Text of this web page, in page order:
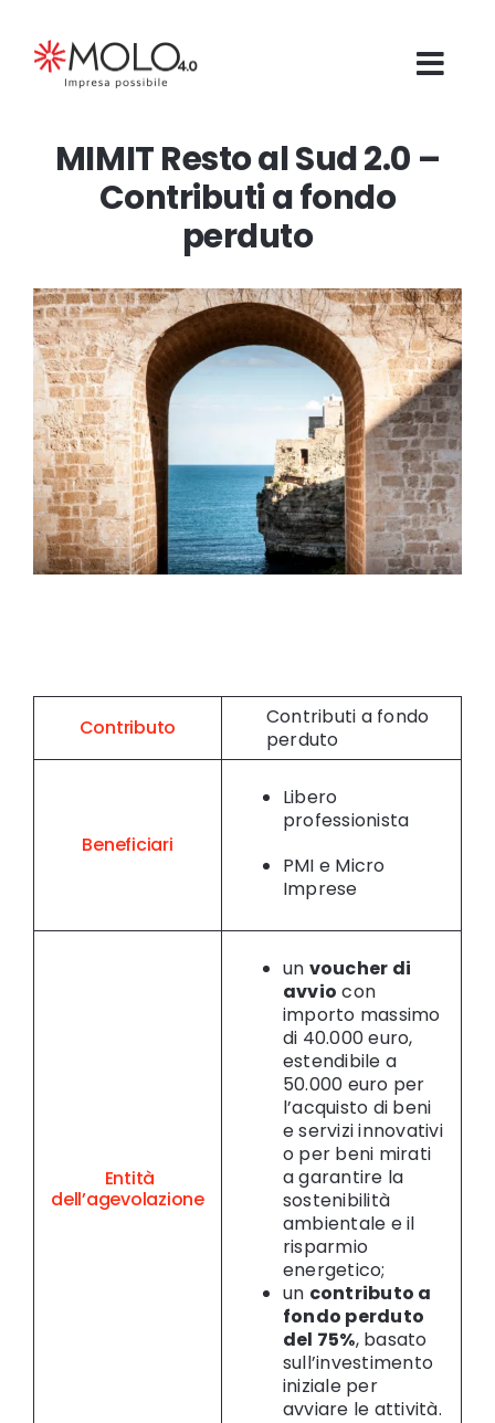
contenuto
MIMIT Resto al Sud 2.0 –
Contributi a fondo
perduto
Contributo
Contributi a fondo
perduto
Beneficiari
Libero
professionista
PMI e Micro
Imprese
Entità
dell’agevolazione
un voucher di
avvio con
importo massimo
di 40.000 euro,
estendibile a
50.000 euro per
l’acquisto di beni
e servizi innovativi
o per beni mirati
a garantire la
sostenibilità
ambientale e il
risparmio
energetico;
un contributo a
fondo perduto
del 75%, basato
sull’investimento
iniziale per
avviare le attività.